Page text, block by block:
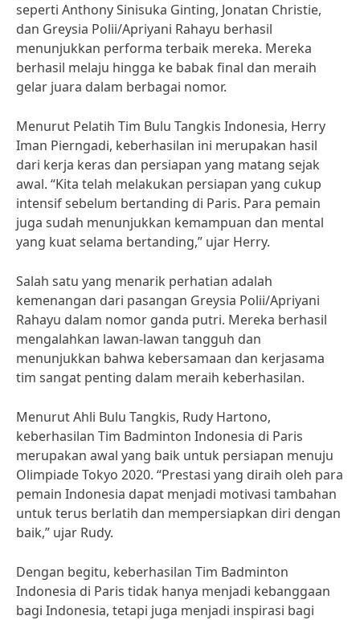
seperti Anthony Sinisuka Ginting, Jonatan Christie,
dan Greysia Polii/Apriyani Rahayu berhasil
menunjukkan performa terbaik mereka. Mereka
berhasil melaju hingga ke babak final dan meraih
gelar juara dalam berbagai nomor.
Menurut Pelatih Tim Bulu Tangkis Indonesia, Herry
Iman Pierngadi, keberhasilan ini merupakan hasil
dari kerja keras dan persiapan yang matang sejak
awal. “Kita telah melakukan persiapan yang cukup
intensif sebelum bertanding di Paris. Para pemain
juga sudah menunjukkan kemampuan dan mental
yang kuat selama bertanding,” ujar Herry.
Salah satu yang menarik perhatian adalah
kemenangan dari pasangan Greysia Polii/Apriyani
Rahayu dalam nomor ganda putri. Mereka berhasil
mengalahkan lawan-lawan tangguh dan
menunjukkan bahwa kebersamaan dan kerjasama
tim sangat penting dalam meraih keberhasilan.
Menurut Ahli Bulu Tangkis, Rudy Hartono,
keberhasilan Tim Badminton Indonesia di Paris
merupakan awal yang baik untuk persiapan menuju
Olimpiade Tokyo 2020. “Prestasi yang diraih oleh para
pemain Indonesia dapat menjadi motivasi tambahan
untuk terus berlatih dan mempersiapkan diri dengan
baik,” ujar Rudy.
Dengan begitu, keberhasilan Tim Badminton
Indonesia di Paris tidak hanya menjadi kebanggaan
bagi Indonesia, tetapi juga menjadi inspirasi bagi